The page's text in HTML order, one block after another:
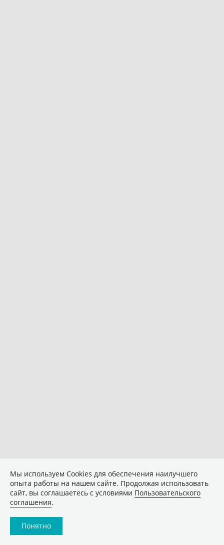
Мы используем Сookies для обеспечения наилучшего
опыта работы на нашем сайте. Продолжая использовать
сайт, вы соглашаетесь с условиями Пользовательского
соглашения.
Понятно